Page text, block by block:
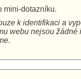
mini-dotazníku.
k identifikaci a
webu nejsou